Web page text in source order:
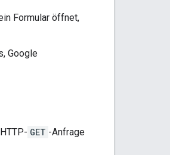
Formular öffnet,
Google
GET -Anfrage